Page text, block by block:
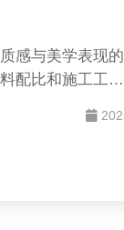
感与美学表现的
配比和施工工
环境的追求。